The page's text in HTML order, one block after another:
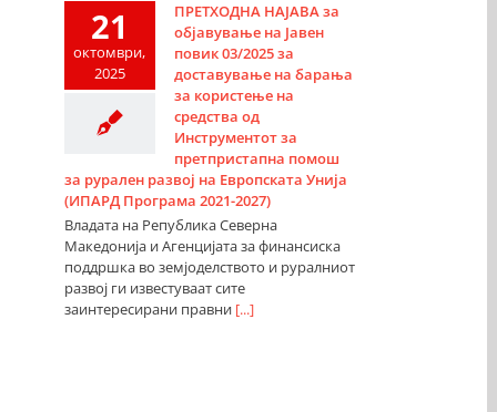
21
октомври,
2025
ПРЕТХОДНА НАЈАВА за
објавување на Јавен
повик 03/2025 за
доставување на барања
за користење на
средства од
Инструментот за
претпристапна помош
за рурален развој на Европската Унија
(ИПАРД Програма 2021-2027)
Владата на Република Северна
Македонија и Агенцијата за финансиска
поддршка во земјоделството и руралниот
развој ги известуваат сите
заинтересирани правни [...]